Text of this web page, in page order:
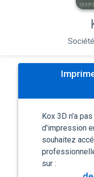
Kox 3D n'a
d'impression
souhaitez
sur :